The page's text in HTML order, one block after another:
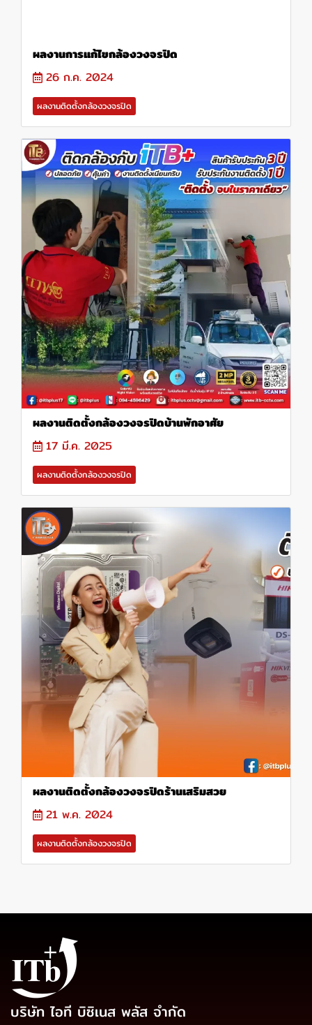
ผลงานการแก้ไขกล้องวงจรปิด
26 ก.ค. 2024
ผลงานติดตั้งกล้องวงจรปิด
ผลงานติดตั้งกล้องวงจรปิดบ้านพักอาศัย
17 มี.ค. 2025
ผลงานติดตั้งกล้องวงจรปิด
ผลงานติดตั้งกล้องวงจรปิดร้านเสริมสวย
21 พ.ค. 2024
ผลงานติดตั้งกล้องวงจรปิด
บริษัท ไอที บิซิเนส พลัส จำกัด